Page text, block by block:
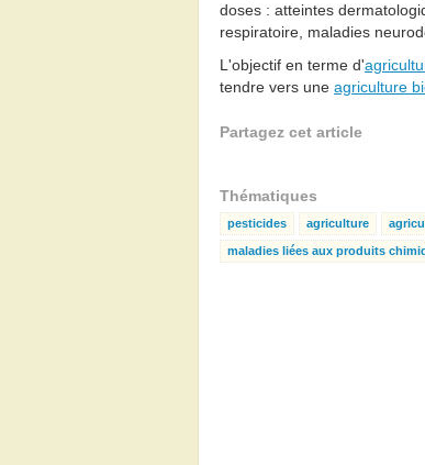
doses : atteintes
respiratoire, maladies
L'objectif en terme d'
tendre vers une agriculture
Partagez cet article
Thématiques
pesticides agriculture
maladies liées aux produits